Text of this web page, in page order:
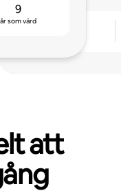
9
år som värd
att